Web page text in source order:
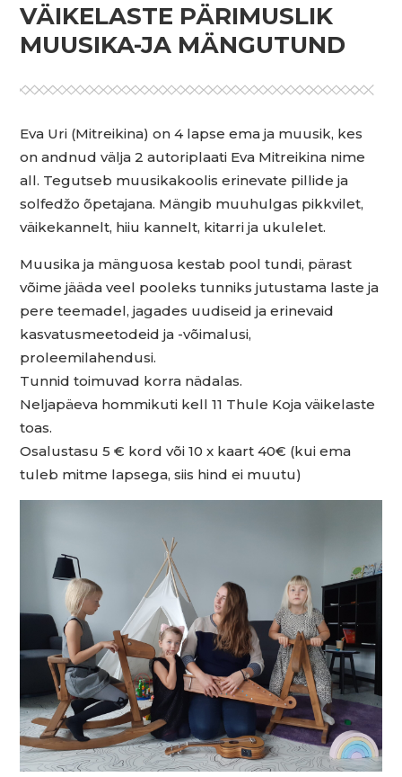
VÄIKELASTE PÄRIMUSLIK
MUUSIKA-JA MÄNGUTUND
Eva Uri (Mitreikina) on 4 lapse ema ja muusik, kes
on andnud välja 2 autoriplaati Eva Mitreikina nime
all. Tegutseb muusikakoolis erinevate pillide ja
solfedžo õpetajana. Mängib muuhulgas pikkvilet,
väikekannelt, hiiu kannelt, kitarri ja ukulelet.
Muusika ja mänguosa kestab pool tundi, pärast
võime jääda veel pooleks tunniks jutustama laste ja
pere teemadel, jagades uudiseid ja erinevaid
kasvatusmeetodeid ja -võimalusi,
proleemilahendusi.
Tunnid toimuvad korra nädalas.
Neljapäeva hommikuti kell 11 Thule Koja väikelaste
toas.
Osalustasu 5 € kord või 10 x kaart 40€ (kui ema
tuleb mitme lapsega, siis hind ei muutu)